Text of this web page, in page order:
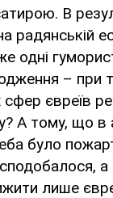
В
радянській
одні
– при
сфер євреїв
А тому, що в
було
а
лише